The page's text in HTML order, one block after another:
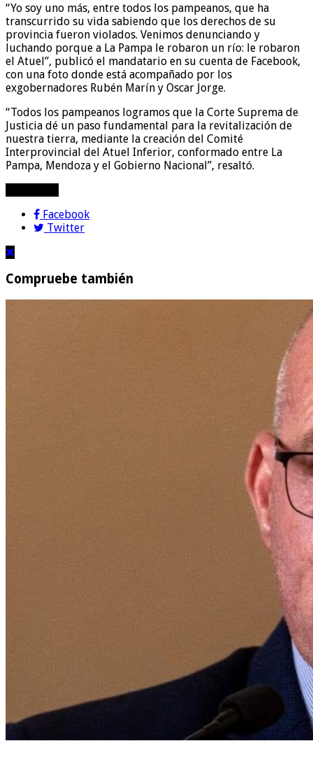
“Yo soy uno más, entre todos los pampeanos, que ha
transcurrido su vida sabiendo que los derechos de su
provincia fueron violados. Venimos denunciando y
luchando porque a La Pampa le robaron un río: le robaron
el Atuel”, publicó el mandatario en su cuenta de Facebook,
con una foto donde está acompañado por los
exgobernadores Rubén Marín y Oscar Jorge.
“Todos los pampeanos logramos que la Corte Suprema de
Justicia dé un paso fundamental para la revitalización de
nuestra tierra, mediante la creación del Comité
Interprovincial del Atuel Inferior, conformado entre La
Pampa, Mendoza y el Gobierno Nacional”, resaltó.
Facebook
Twitter
Compruebe también